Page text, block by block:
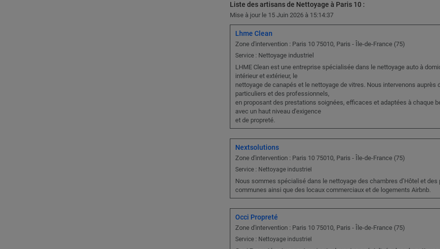
Liste des artisans de Nettoyage à Paris 10 :
Mise à jour le 15 Juin 2026 à 15:14:37
Lhme Clean
Zone d'intervention : Paris 10 75010, Paris - Île-de-France (75)
Service : Nettoyage industriel
LHME Clean est une entreprise spécialisée dans le nettoyage auto à
intérieur et extérieur, le
nettoyage de canapés et le nettoyage de vitres. Nous intervenons auprès
particuliers et des professionnels,
en proposant des prestations soignées, efficaces et adaptées à chaque
avec un haut niveau d'exigence
et de propreté.
Nextsolutions
Zone d'intervention : Paris 10 75010, Paris - Île-de-France (75)
Service : Nettoyage industriel
Nous sommes spécialisé dans le nettoyage des chambres d’Hôtel et des
communes ainsi que des locaux commerciaux et de logements Airbnb.
Occi Propreté
Zone d'intervention : Paris 10 75010, Paris - Île-de-France (75)
Service : Nettoyage industriel